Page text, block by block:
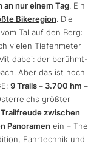
an nur einem Tag. Ein
Bikeregion. Die
Tal auf den Berg:
vielen Tiefenmeter
dabei: der berühmt-
Aber das ist noch
9 Trails – 3.700 hm –
größter
zwischen
Panoramen ein – The
Fahrtechnik und